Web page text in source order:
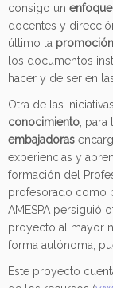
consigo un
docentes y
último la
los documentos
hacer y de ser en
Otra de las
conocimiento ,
embajadoras
experiencias y
formación del
profesorado como
AMESPA persiguió
proyecto al mayor
forma autónoma,
Este proyecto